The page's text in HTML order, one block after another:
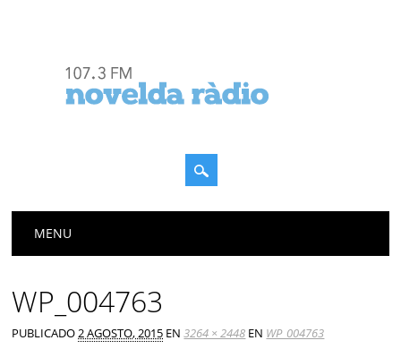
Menú principal
MENU
WP_004763
PUBLICADO2 AGOSTO, 2015 EN3264 × 2448 EN WP_004763